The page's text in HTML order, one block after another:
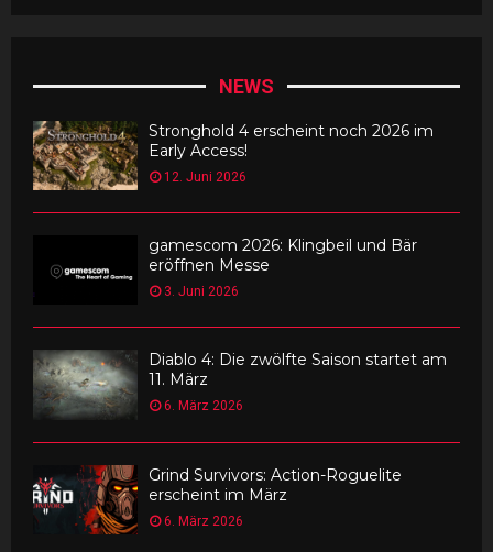
NEWS
Stronghold 4 erscheint noch 2026 im
Early Access!
12. Juni 2026
gamescom 2026: Klingbeil und Bär
eröffnen Messe
3. Juni 2026
Diablo 4: Die zwölfte Saison startet am
11. März
6. März 2026
Grind Survivors: Action-Roguelite
erscheint im März
6. März 2026